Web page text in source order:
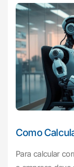
Como
Para calcular